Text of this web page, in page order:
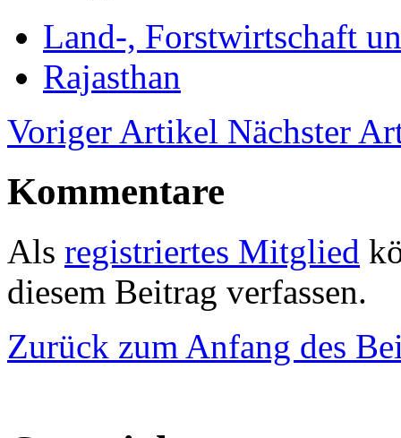
Land-, Forstwirtschaft
Rajasthan
Voriger Artikel Nächster
Kommentare
Als registriertes Mitglied
diesem Beitrag verfassen.
Zurück zum Anfang des